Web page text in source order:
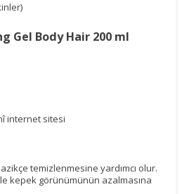
Gel Body Hair 200 ml
internet sitesi
temizlenmesine yardımcı olur.
kepek görünümünün azalmasına